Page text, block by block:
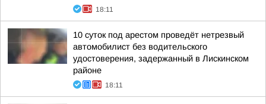
18:11
10 суток под арестом проведёт нетрезвый
автомобилист без водительского
удостоверения, задержанный в Лискинском
районе
18:11